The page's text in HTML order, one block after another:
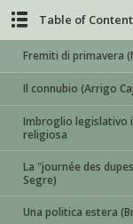
Table of
Fremiti di primavera
Il connubio (Arrigo
Imbroglio legislativo
religiosa
La "journée des
Segre)
Una politica estera